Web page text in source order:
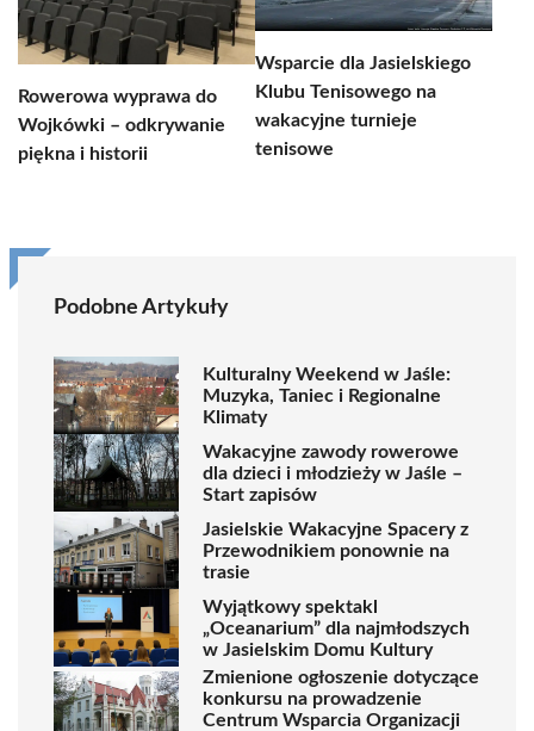
Rowerowa wyprawa do
Wojkówki – odkrywanie
piękna i historii
Wsparcie dla Jasielskiego
Klubu Tenisowego na
wakacyjne turnieje
tenisowe
Podobne Artykuły
Kulturalny Weekend w Jaśle:
Muzyka, Taniec i Regionalne
Klimaty
Wakacyjne zawody rowerowe
dla dzieci i młodzieży w Jaśle –
Start zapisów
Jasielskie Wakacyjne Spacery z
Przewodnikiem ponownie na
trasie
Wyjątkowy spektakl
„Oceanarium” dla najmłodszych
w Jasielskim Domu Kultury
Zmienione ogłoszenie dotyczące
konkursu na prowadzenie
Centrum Wsparcia Organizacji